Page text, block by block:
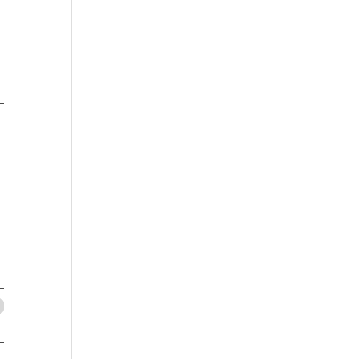
Brasil en Twitter
El País Brasil en Instagram
El País Brasil en Facebook